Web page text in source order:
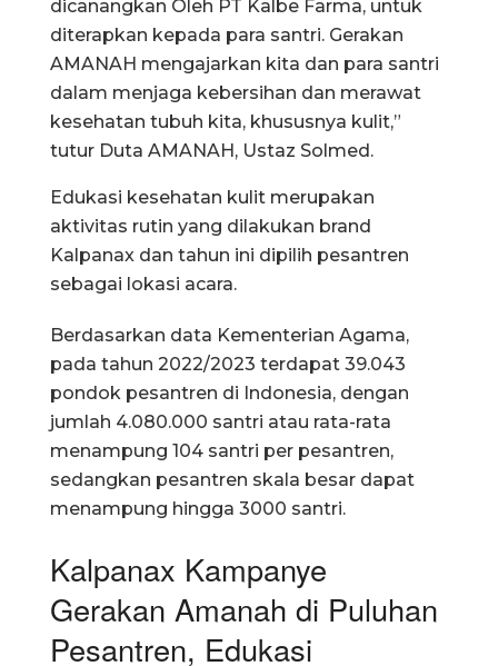
dicanangkan Oleh PT Kalbe Farma, untuk
diterapkan kepada para santri. Gerakan
AMANAH mengajarkan kita dan para santri
dalam menjaga kebersihan dan merawat
kesehatan tubuh kita, khususnya kulit,”
tutur Duta AMANAH, Ustaz Solmed.
Edukasi kesehatan kulit merupakan
aktivitas rutin yang dilakukan brand
Kalpanax dan tahun ini dipilih pesantren
sebagai lokasi acara.
Berdasarkan data Kementerian Agama,
pada tahun 2022/2023 terdapat 39.043
pondok pesantren di Indonesia, dengan
jumlah 4.080.000 santri atau rata-rata
menampung 104 santri per pesantren,
sedangkan pesantren skala besar dapat
menampung hingga 3000 santri.
Kalpanax Kampanye
Gerakan Amanah di Puluhan
Pesantren, Edukasi